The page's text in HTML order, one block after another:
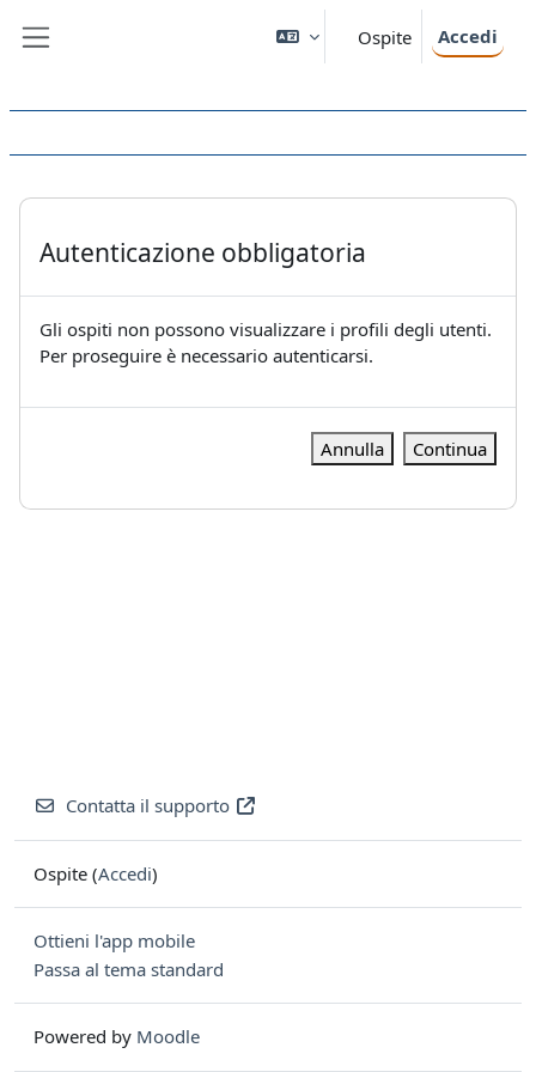
Ospite Accedi
Autenticazione obbligatoria
Gli ospiti non possono visualizzare i profili degli utenti.
Per proseguire è necessario autenticarsi.
Annulla Continua
Contatta il supporto
Ospite (Accedi)
Ottieni l'app mobile
Passa al tema standard
Powered by Moodle